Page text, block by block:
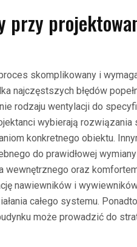
przy
skomplikowany i
najczęstszych błędów
rodzaju wentylacji do
wybierają rozwiązania
konkretnego obiektu.
do prawidłowej
oraz
nawiewników i
całego systemu.
może prowadzić do